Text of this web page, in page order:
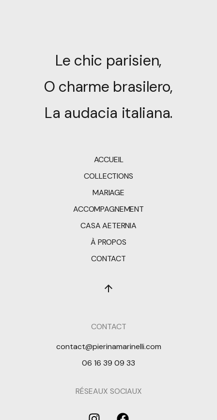
Le chic parisien,
O charme brasilero,
La audacia italiana.
ACCUEIL
COLLECTIONS
MARIAGE
ACCOMPAGNEMENT
CASA AETERNIA
À PROPOS
CONTACT
CONTACT
contact@pierinamarinelli.com
06 16 39 09 33
RÉSEAUX SOCIAUX